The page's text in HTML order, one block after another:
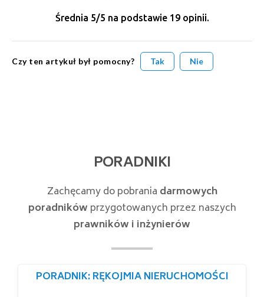
Średnia 5/5 na podstawie 19opinii.
Czy ten artykuł był pomocny? Tak Nie
PORADNIKI
Zachęcamy do pobrania darmowych
poradników przygotowanych przez naszych
prawników i inżynierów
PORADNIK: RĘKOJMIA NIERUCHOMOŚCI